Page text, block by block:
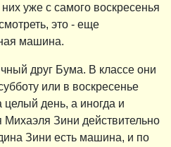
уже с самого воскресенья
это - еще
машина.
друг Бума. В классе они
или в воскресенье
день, а иногда и
Михаэля Зини действительно
Зини есть машина, и по